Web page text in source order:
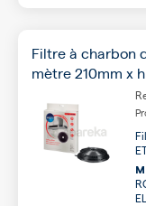
Filtre à charbon
mètre 210mm x